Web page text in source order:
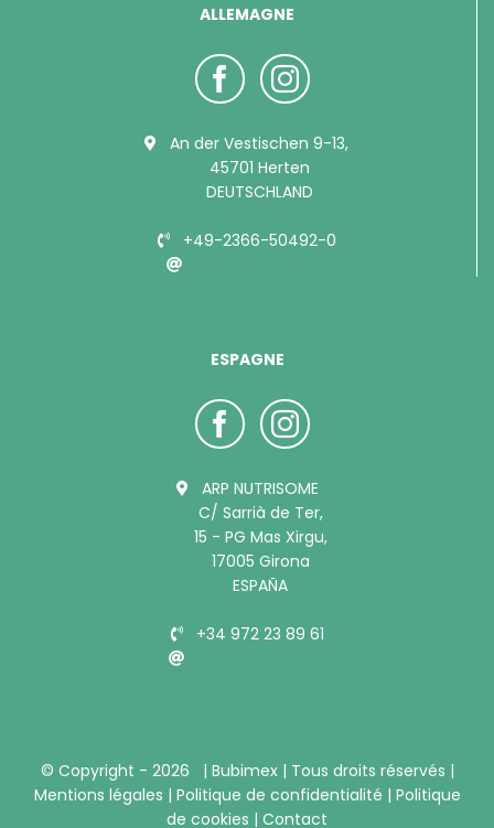
ALLEMAGNE
An der Vestischen 9-13,
45701 Herten
DEUTSCHLAND
+49-2366-50492-0
ESPAGNE
ARP NUTRISOME
C/ Sarrià de Ter,
15 - PG Mas Xirgu,
17005 Girona
ESPAÑA
+34 972 23 89 61
© Copyright - 2026 | Bubimex | Tous droits réservés |
Mentions légales | Politique de confidentialité | Politique
de cookies | Contact